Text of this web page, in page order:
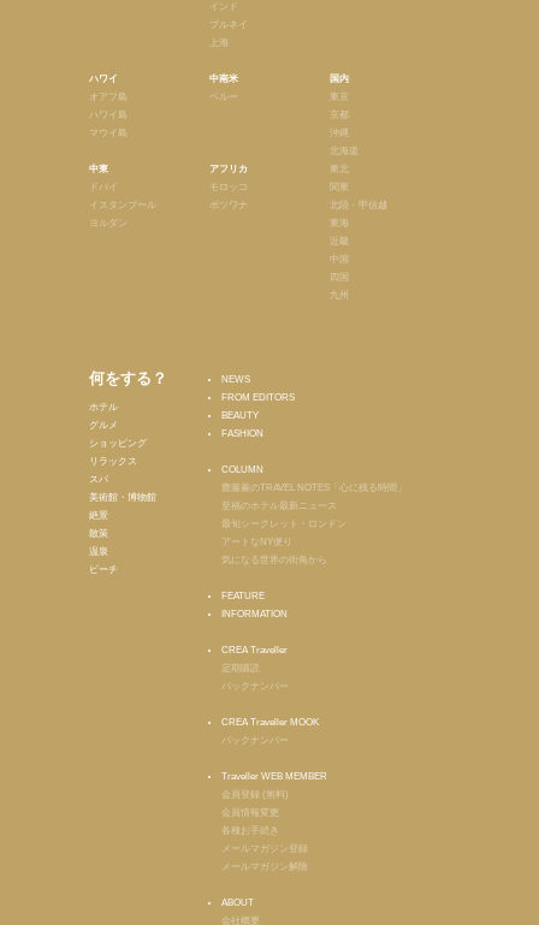
ハワイ
オアフ島
ハワイ島
マウイ島
中東
ドバイ
イスタンブール
ヨルダン
インド
ブルネイ
上海
中南米
ペルー
アフリカ
モロッコ
ボツワナ
国内
東京
京都
沖縄
北海道
東北
関東
北陸・甲信越
東海
近畿
中国
四国
九州
何をする？
ホテル
グルメ
ショッピング
リラックス
スパ
美術館・博物館
絶景
散策
温泉
ビーチ
NEWS
FROM EDITORS
BEAUTY
FASHION
COLUMN
齋藤薫のTRAVEL NOTES「心に残る時間」
至福のホテル最新ニュース
最旬シークレット・ロンドン
アートなNY便り
気になる世界の街角から
FEATURE
INFORMATION
CREA Traveller
定期購読
バックナンバー
CREA Traveller MOOK
バックナンバー
Traveller WEB MEMBER
会員登録 (無料)
会員情報変更
各種お手続き
メールマガジン登録
メールマガジン解除
ABOUT
会社概要